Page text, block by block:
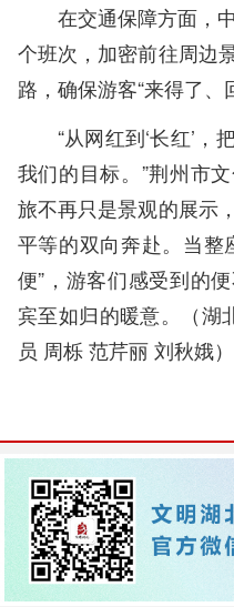
在交通保障方面，
个班次，加密前往周边
路，确保游客“来得了、
“从网红到‘长红’
我们的目标。”荆州市
旅不再只是景观的展示
平等的双向奔赴。当整
便”，游客们感受到的
宾至如归的暖意。（湖
员 周栎 范芹丽 刘秋娥）